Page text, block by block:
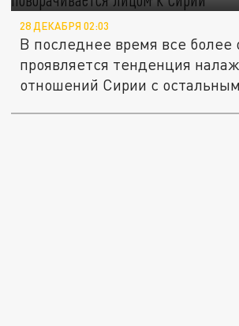
28 ДЕКАБРЯ 02:03
В последнее время все более
проявляется тенденция
отношений Сирии с